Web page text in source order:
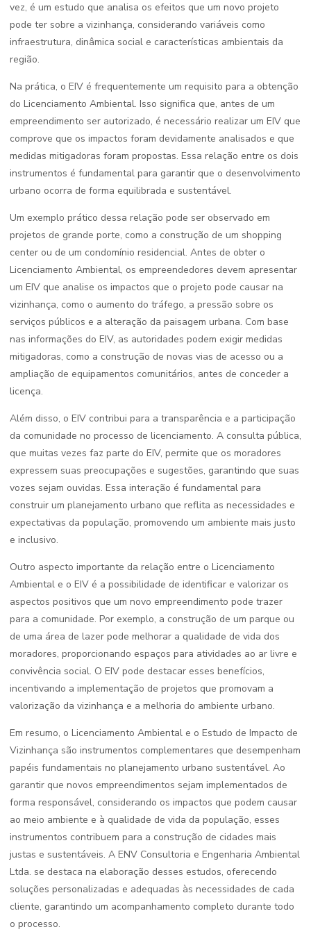
vez, é um estudo que analisa os efeitos que um novo projeto
pode ter sobre a vizinhança, considerando variáveis como
infraestrutura, dinâmica social e características ambientais da
região.
Na prática, o EIV é frequentemente um requisito para a obtenção
do Licenciamento Ambiental. Isso significa que, antes de um
empreendimento ser autorizado, é necessário realizar um EIV que
comprove que os impactos foram devidamente analisados e que
medidas mitigadoras foram propostas. Essa relação entre os dois
instrumentos é fundamental para garantir que o desenvolvimento
urbano ocorra de forma equilibrada e sustentável.
Um exemplo prático dessa relação pode ser observado em
projetos de grande porte, como a construção de um shopping
center ou de um condomínio residencial. Antes de obter o
Licenciamento Ambiental, os empreendedores devem apresentar
um EIV que analise os impactos que o projeto pode causar na
vizinhança, como o aumento do tráfego, a pressão sobre os
serviços públicos e a alteração da paisagem urbana. Com base
nas informações do EIV, as autoridades podem exigir medidas
mitigadoras, como a construção de novas vias de acesso ou a
ampliação de equipamentos comunitários, antes de conceder a
licença.
Além disso, o EIV contribui para a transparência e a participação
da comunidade no processo de licenciamento. A consulta pública,
que muitas vezes faz parte do EIV, permite que os moradores
expressem suas preocupações e sugestões, garantindo que suas
vozes sejam ouvidas. Essa interação é fundamental para
construir um planejamento urbano que reflita as necessidades e
expectativas da população, promovendo um ambiente mais justo
e inclusivo.
Outro aspecto importante da relação entre o Licenciamento
Ambiental e o EIV é a possibilidade de identificar e valorizar os
aspectos positivos que um novo empreendimento pode trazer
para a comunidade. Por exemplo, a construção de um parque ou
de uma área de lazer pode melhorar a qualidade de vida dos
moradores, proporcionando espaços para atividades ao ar livre e
convivência social. O EIV pode destacar esses benefícios,
incentivando a implementação de projetos que promovam a
valorização da vizinhança e a melhoria do ambiente urbano.
Em resumo, o Licenciamento Ambiental e o Estudo de Impacto de
Vizinhança são instrumentos complementares que desempenham
papéis fundamentais no planejamento urbano sustentável. Ao
garantir que novos empreendimentos sejam implementados de
forma responsável, considerando os impactos que podem causar
ao meio ambiente e à qualidade de vida da população, esses
instrumentos contribuem para a construção de cidades mais
justas e sustentáveis. A ENV Consultoria e Engenharia Ambiental
Ltda. se destaca na elaboração desses estudos, oferecendo
soluções personalizadas e adequadas às necessidades de cada
cliente, garantindo um acompanhamento completo durante todo
o processo.